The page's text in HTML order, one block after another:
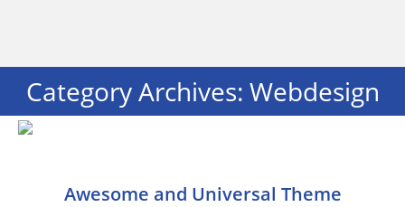
Category Archives: Webdesign
Awesome and Universal Theme